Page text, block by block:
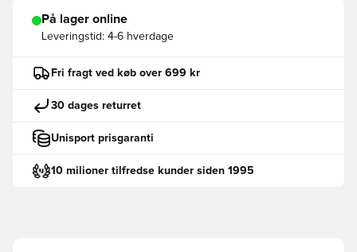
På lager online
Leveringstid: 4-6 hverdage
Fri fragt ved køb over 699 kr
30 dages returret
Unisport prisgaranti
10 milioner tilfredse kunder siden 1995